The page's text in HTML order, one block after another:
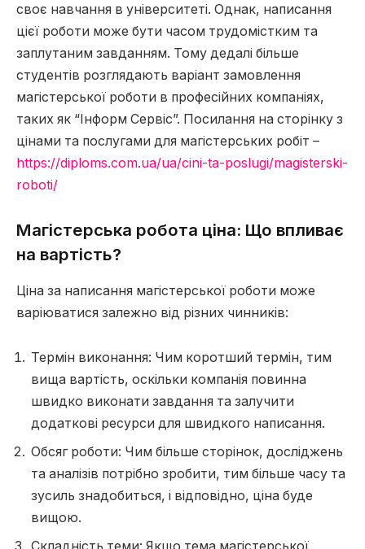
своє навчання в університеті. Однак, написання
цієї роботи може бути часом трудомістким та
заплутаним завданням. Тому дедалі більше
студентів розглядають варіант замовлення
магістерської роботи в професійних компаніях,
таких як “Інформ Сервіс”. Посилання на сторінку з
цінами та послугами для магістерських робіт –
https://diploms.com.ua/ua/cini-ta-poslugi/magisterski-
roboti/
Магістерська робота ціна: Що впливає
на вартість?
Ціна за написання магістерської роботи може
варіюватися залежно від різних чинників:
Термін виконання: Чим коротший термін, тим
вища вартість, оскільки компанія повинна
швидко виконати завдання та залучити
додаткові ресурси для швидкого написання.
Обсяг роботи: Чим більше сторінок, досліджень
та аналізів потрібно зробити, тим більше часу та
зусиль знадобиться, і відповідно, ціна буде
вищою.